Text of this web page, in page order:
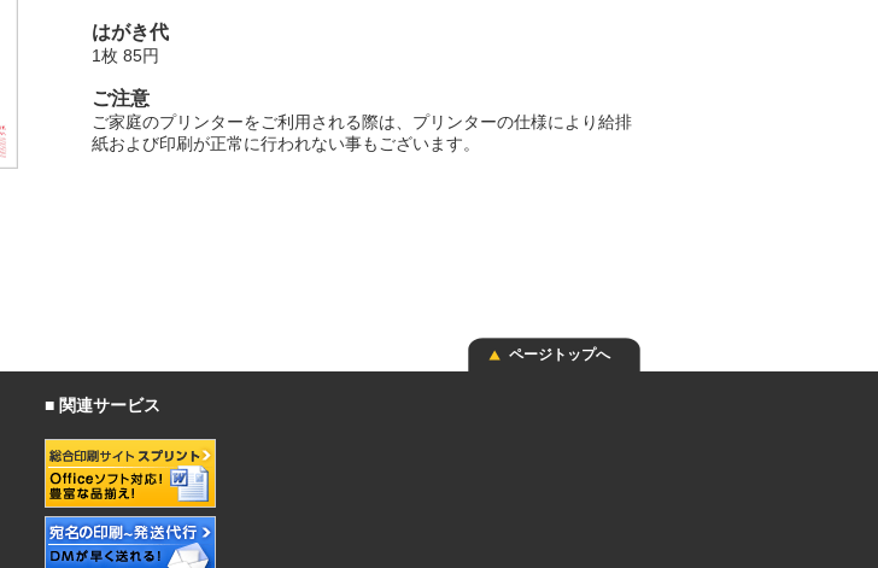
はがき代
1枚 85円
ご注意
ご家庭のプリンターをご利用される際は、プリンターの仕様により給排
紙および印刷が正常に行われない事もございます。
ページトップへ
関連サービス